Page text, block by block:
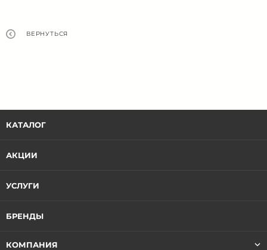
ВЕРНУТЬСЯ
КАТАЛОГ
АКЦИИ
УСЛУГИ
БРЕНДЫ
КОМПАНИЯ